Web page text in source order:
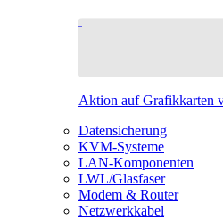
Aktion auf Grafikkarten
Datensicherung
KVM-Systeme
LAN-Komponenten
LWL/Glasfaser
Modem & Router
Netzwerkkabel